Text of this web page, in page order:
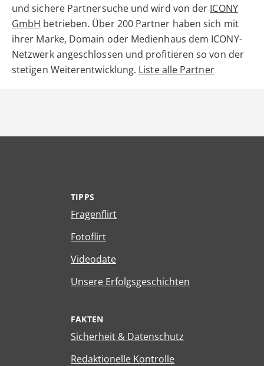
und sichere Partnersuche und wird von der ICONY
GmbH betrieben. Über 200 Partner haben sich mit
ihrer Marke, Domain oder Medienhaus dem ICONY-
Netzwerk angeschlossen und profitieren so von der
stetigen Weiterentwicklung. Liste alle Partner
TIPPS
Fragenflirt
Fotoflirt
Videodate
Unsere Erfolgsgeschichten
FAKTEN
Sicherheit & Datenschutz
Redaktionelle Kontrolle